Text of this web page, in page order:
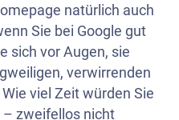
natürlich auch
Sie bei Google gut
sich vor Augen, sie
verwirrenden
viel Zeit würden Sie
– zweifellos nicht